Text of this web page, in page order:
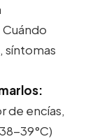
Cuándo
síntomas
de encías,
39°C)